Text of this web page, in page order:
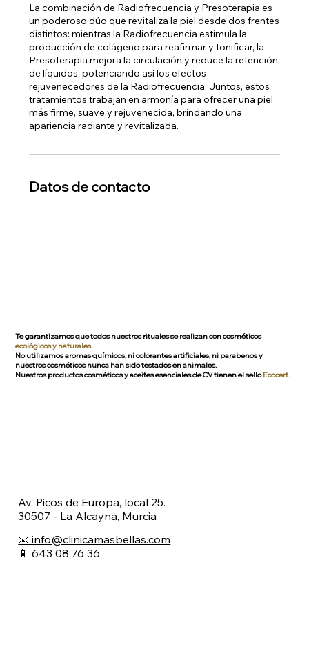
Te garantizamos que todos nuestros rituales se realizan con cosméticos
ecológicos y naturales.
No utilizamos aromas químicos, ni colorantes artificiales, ni parabenos y
nuestros cosméticos nunca han sido testados en animales.
Nuestros productos cosméticos y aceites esenciales de CV tienen el selloEcocert.
La combinación de Radiofrecuencia y Presoterapia es
un poderoso dúo que revitaliza la piel desde dos frentes
distintos: mientras la Radiofrecuencia estimula la
producción de colágeno para reafirmar y tonificar, la
Presoterapia mejora la circulación y reduce la retención
de líquidos, potenciando así los efectos
rejuvenecedores de la Radiofrecuencia. Juntos, estos
tratamientos trabajan en armonía para ofrecer una piel
más firme, suave y rejuvenecida, brindando una
apariencia radiante y revitalizada.
Datos de contacto
Av. Picos de Europa, local 25.
30507 - La Alcayna, Murcia
📧 info@clinicamasbellas.com
📱 643 08 76 36